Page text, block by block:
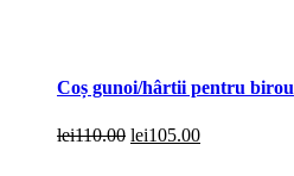
Coș gunoi/hârtii pentru birou
lei110.00 Prețul
lei105.00Prețul